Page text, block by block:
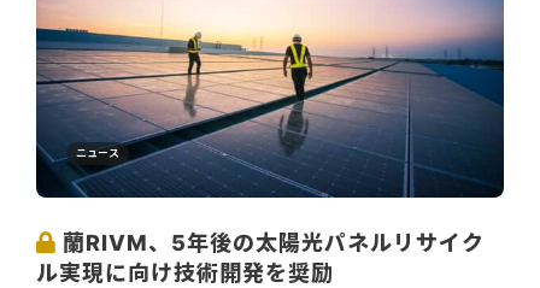
ニュース
蘭RIVM、5年後の太陽光パネルリサイク
ル実現に向け技術開発を奨励